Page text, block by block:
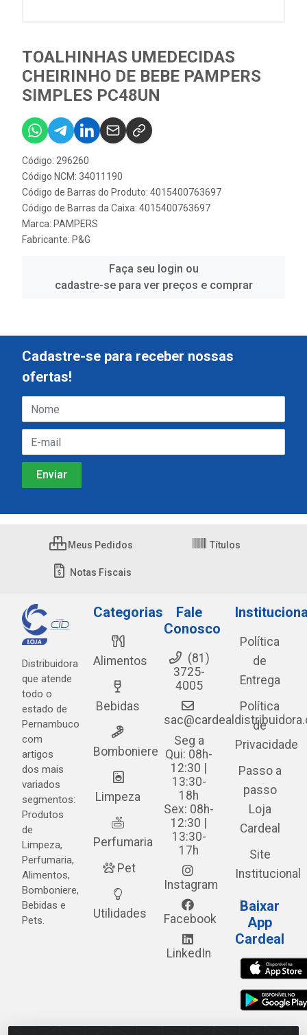
TOALHINHAS UMEDECIDAS
CHEIRINHO DE BEBE PAMPERS
SIMPLES PC48UN
Código: 296260
Código NCM: 34011190
Código de Barras do Produto: 4015400763697
Código de Barras da Caixa: 4015400763697
Marca: PAMPERS
Fabricante: P&G
Faça seu login ou
cadastre-se para ver preços e comprar
Cadastre-se para receber nossas
ofertas!
Meus Pedidos Títulos
Notas Fiscais
Distribuidora
que atende
todo o
estado de
Pernambuco
com
artigos
dos mais
variados
segmentos:
Produtos
de
Limpeza,
Perfumaria,
Alimentos,
Bomboniere,
Bebidas e
Pets.
Categorias
Alimentos
Bebidas
Bomboniere
Limpeza
Perfumaria
Pet
Utilidades
Fale
Conosco
(81)
3725-
4005
Seg a
Qui: 08h-
12:30 |
13:30-
18h
Sex: 08h-
12:30 |
13:30-
17h
Instagram
Facebook
LinkedIn
Política
de
Entrega
Política
de
Privacidade
Passo a
passo
Loja
Cardeal
Site
Institucional
Baixar
App
Cardeal